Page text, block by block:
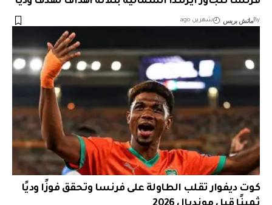
Byماتش بريس شهرين ago
كوت ديفوار تقلب الطاولة على فرنسا وتحقق فوزًا وديًا